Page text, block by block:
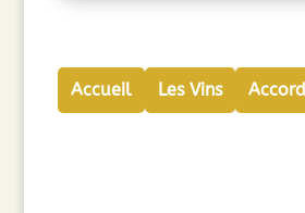
Accueil Les Vins